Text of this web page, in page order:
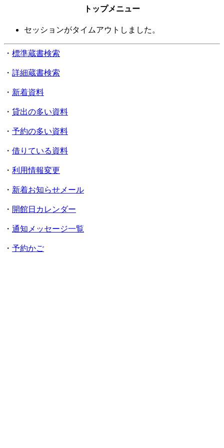
トップメニュー
セッションがタイムアウトしました。
・ 標準蔵書検索
・ 詳細蔵書検索
・ 新着資料
・ 貸出の多い資料
・ 予約の多い資料
・ 借りている資料
・ 利用情報変更
・ 新着お知らせメール
・ 開館日カレンダー
・ 通知メッセージ一覧
・ 予約かご